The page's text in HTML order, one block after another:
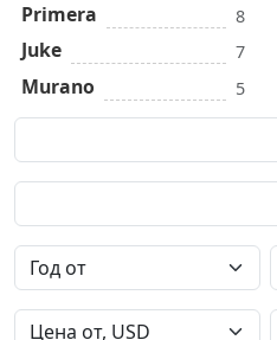
Primera 8
Juke 7
Murano 5